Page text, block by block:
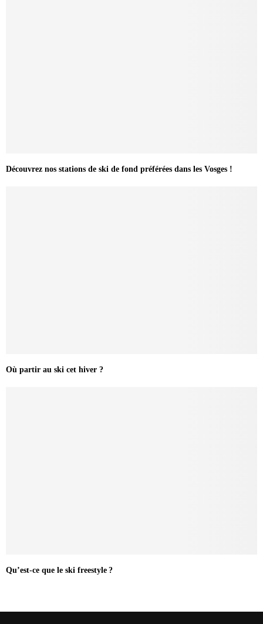
Découvrez nos stations de ski de fond préférées dans les Vosges !
Où partir au ski cet hiver ?
Qu’est-ce que le ski freestyle ?